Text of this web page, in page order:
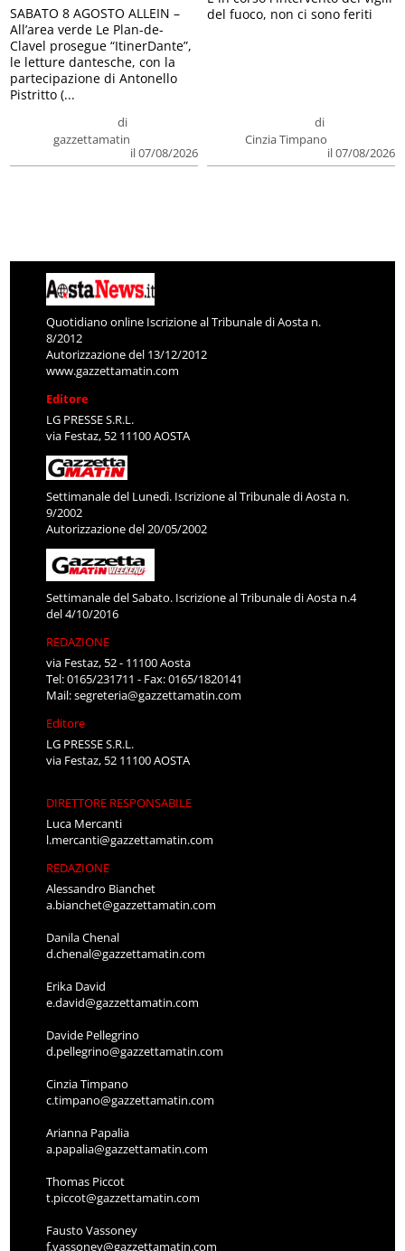
di
gazzettamatin
il 07/08/2026
SABATO 8 AGOSTO ALLEIN –
All’area verde Le Plan-de-
Clavel prosegue “ItinerDante”,
le letture dantesche, con la
partecipazione di Antonello
Pistritto (...
di
Cinzia Timpano
il 07/08/2026
del fuoco, non ci sono feriti
Quotidiano online Iscrizione al Tribunale di Aosta n.
8/2012
Autorizzazione del 13/12/2012
www.gazzettamatin.com
Editore
LG PRESSE S.R.L.
via Festaz, 52 11100 AOSTA
Settimanale del Lunedì. Iscrizione al Tribunale di Aosta n.
9/2002
Autorizzazione del 20/05/2002
Settimanale del Sabato. Iscrizione al Tribunale di Aosta n.4
del 4/10/2016
REDAZIONE
via Festaz, 52 - 11100 Aosta
Tel: 0165/231711 - Fax: 0165/1820141
Mail:segreteria@gazzettamatin.com
Editore
LG PRESSE S.R.L.
via Festaz, 52 11100 AOSTA
DIRETTORE RESPONSABILE
Luca Mercanti
l.mercanti@gazzettamatin.com
REDAZIONE
Alessandro Bianchet
a.bianchet@gazzettamatin.com
Danila Chenal
d.chenal@gazzettamatin.com
Erika David
e.david@gazzettamatin.com
Davide Pellegrino
d.pellegrino@gazzettamatin.com
Cinzia Timpano
c.timpano@gazzettamatin.com
Arianna Papalia
a.papalia@gazzettamatin.com
Thomas Piccot
t.piccot@gazzettamatin.com
Fausto Vassoney
f.vassoney@gazzettamatin.com